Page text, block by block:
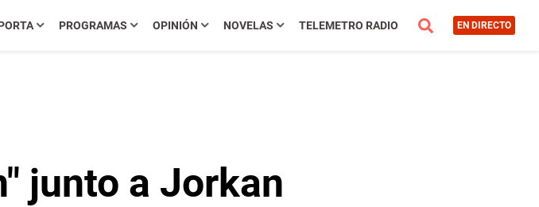
PROGRAMAS OPINIÓN NOVELAS TELEMETRO RADIO EN DIRECTO
junto a Jorkan